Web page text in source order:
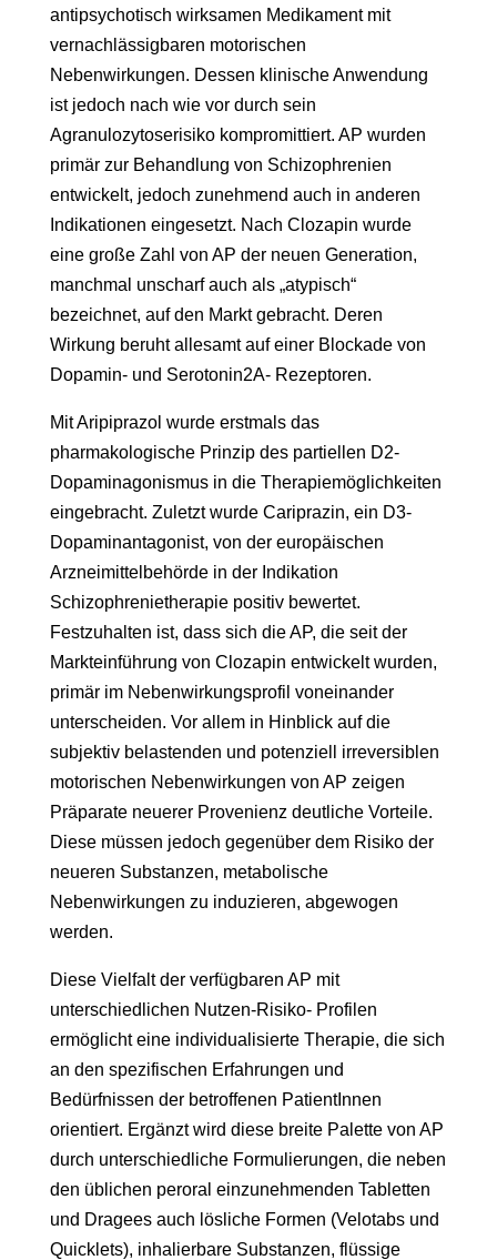
antipsychotisch wirksamen Medikament mit
vernachlässigbaren motorischen
Nebenwirkungen. Dessen klinische Anwendung
ist jedoch nach wie vor durch sein
Agranulozytoserisiko kompromittiert. AP wurden
primär zur Behandlung von Schizophrenien
entwickelt, jedoch zunehmend auch in anderen
Indikationen eingesetzt. Nach Clozapin wurde
eine große Zahl von AP der neuen Generation,
manchmal unscharf auch als „atypisch“
bezeichnet, auf den Markt gebracht. Deren
Wirkung beruht allesamt auf einer Blockade von
Dopamin- und Serotonin2A- Rezeptoren.
Mit Aripiprazol wurde erstmals das
pharmakologische Prinzip des partiellen D2-
Dopaminagonismus in die Therapiemöglichkeiten
eingebracht. Zuletzt wurde Cariprazin, ein D3-
Dopaminantagonist, von der europäischen
Arzneimittelbehörde in der Indikation
Schizophrenietherapie positiv bewertet.
Festzuhalten ist, dass sich die AP, die seit der
Markteinführung von Clozapin entwickelt wurden,
primär im Nebenwirkungsprofil voneinander
unterscheiden. Vor allem in Hinblick auf die
subjektiv belastenden und potenziell irreversiblen
motorischen Nebenwirkungen von AP zeigen
Präparate neuerer Provenienz deutliche Vorteile.
Diese müssen jedoch gegenüber dem Risiko der
neueren Substanzen, metabolische
Nebenwirkungen zu induzieren, abgewogen
werden.
Diese Vielfalt der verfügbaren AP mit
unterschiedlichen Nutzen-Risiko- Profilen
ermöglicht eine individualisierte Therapie, die sich
an den spezifischen Erfahrungen und
Bedürfnissen der betroffenen PatientInnen
orientiert. Ergänzt wird diese breite Palette von AP
durch unterschiedliche Formulierungen, die neben
den üblichen peroral einzunehmenden Tabletten
und Dragees auch lösliche Formen (Velotabs und
Quicklets), inhalierbare Substanzen, flüssige